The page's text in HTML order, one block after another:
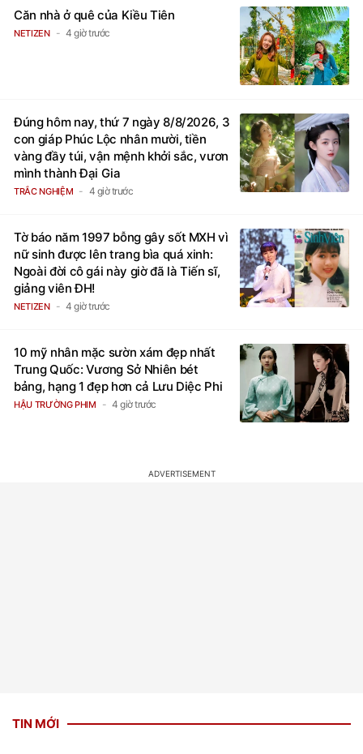
Căn nhà ở quê của Kiều Tiên
NETIZEN 4 giờ trước
Đúng hôm nay, thứ 7 ngày 8/8/2026, 3
con giáp Phúc Lộc nhân mười, tiền
vàng đầy túi, vận mệnh khởi sắc, vươn
mình thành Đại Gia
TRẮC NGHIỆM 4 giờ trước
Tờ báo năm 1997 bỗng gây sốt MXH vì
nữ sinh được lên trang bìa quá xinh:
Ngoài đời cô gái này giờ đã là Tiến sĩ,
giảng viên ĐH!
NETIZEN 4 giờ trước
10 mỹ nhân mặc sườn xám đẹp nhất
Trung Quốc: Vương Sở Nhiên bét
bảng, hạng 1 đẹp hơn cả Lưu Diệc Phi
HẬU TRƯỜNG PHIM 4 giờ trước
TIN MỚI